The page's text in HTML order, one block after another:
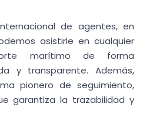
de agentes, en
asistirle en cualquier
marítimo de forma
y transparente. Además,
pionero de seguimiento,
garantiza la trazabilidad y